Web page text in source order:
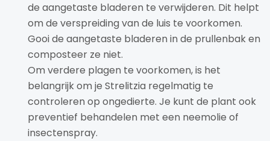
de aangetaste bladeren te verwijderen. Dit helpt
om de verspreiding van de luis te voorkomen.
Gooi de aangetaste bladeren in de prullenbak en
composteer ze niet.
Om verdere plagen te voorkomen, is het
belangrijk om je Strelitzia regelmatig te
controleren op ongedierte. Je kunt de plant ook
preventief behandelen met een neemolie of
insectenspray.